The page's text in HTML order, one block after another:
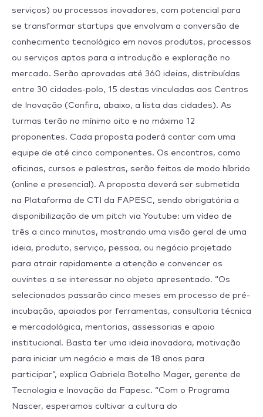
serviços) ou processos inovadores, com potencial para
se transformar startups que envolvam a conversão de
conhecimento tecnológico em novos produtos, processos
ou serviços aptos para a introdução e exploração no
mercado. Serão aprovadas até 360 ideias, distribuídas
entre 30 cidades-polo, 15 destas vinculadas aos Centros
de Inovação (Confira, abaixo, a lista das cidades). As
turmas terão no mínimo oito e no máximo 12
proponentes. Cada proposta poderá contar com uma
equipe de até cinco componentes. Os encontros, como
oficinas, cursos e palestras, serão feitos de modo híbrido
(online e presencial). A proposta deverá ser submetida
na Plataforma de CTI da FAPESC, sendo obrigatória a
disponibilização de um pitch via Youtube: um vídeo de
três a cinco minutos, mostrando uma visão geral de uma
ideia, produto, serviço, pessoa, ou negócio projetado
para atrair rapidamente a atenção e convencer os
ouvintes a se interessar no objeto apresentado. “Os
selecionados passarão cinco meses em processo de pré-
incubação, apoiados por ferramentas, consultoria técnica
e mercadológica, mentorias, assessorias e apoio
institucional. Basta ter uma ideia inovadora, motivação
para iniciar um negócio e mais de 18 anos para
participar”, explica Gabriela Botelho Mager, gerente de
Tecnologia e Inovação da Fapesc. “Com o Programa
Nascer, esperamos cultivar a cultura do